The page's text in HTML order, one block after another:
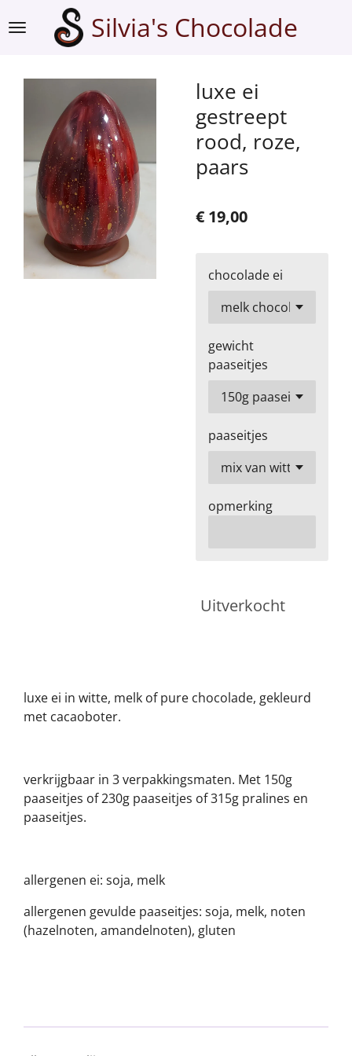
direct
hoofdinhoud
Silvia's Chocolade
luxe ei
gestreept
rood, roze,
paars
€ 19,00
chocolade ei
gewicht
paaseitjes
paaseitjes
opmerking
Uitverkocht
luxe ei in witte, melk of pure chocolade, gekleurd
met cacaoboter.
verkrijgbaar in 3 verpakkingsmaten. Met 150g
paaseitjes of 230g paaseitjes of 315g pralines en
paaseitjes.
allergenen ei: soja, melk
allergenen gevulde paaseitjes: soja, melk, noten
(hazelnoten, amandelnoten), gluten